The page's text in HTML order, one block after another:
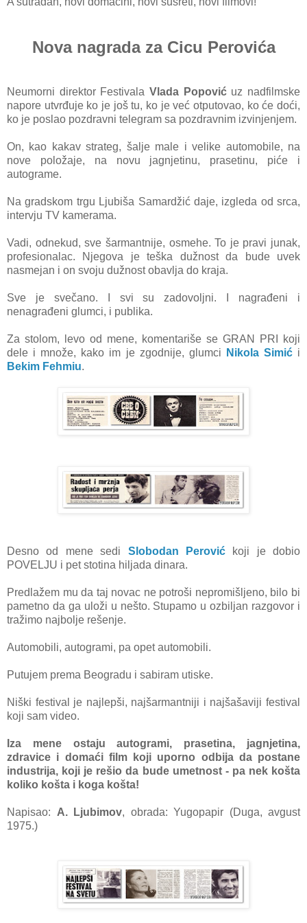
Nova nagrada za Cicu Perovića
Neumorni direktor Festivala Vlada Popovićuz nadfilmske
napore utvrđuje ko je još tu, ko je već otputovao, ko će doći,
ko je poslao pozdravni telegram sa pozdravnim izvinjenjem.
On, kao kakav strateg, šalje male i velike automobile, na
nove položaje, na novu jagnjetinu, prasetinu, piće i
autograme.
Na gradskom trgu Ljubiša Samardžić daje, izgleda od srca,
intervju TV kamerama.
Vadi, odnekud, sve šarmantnije, osmehe. To je pravi junak,
profesionalac. Njegova je teška dužnost da bude uvek
nasmejan i on svoju dužnost obavlja do kraja.
Sve je svečano. I svi su zadovoljni. I nagrađeni i
nenagrađeni glumci, i publika.
Za stolom, levo od mene, komentariše se GRAN PRI koji
dele i množe, kako im je zgodnije, glumci
Nikola Simići
Bekim Fehmiu.
Desno od mene sedi Slobodan Perovićkoji je dobio
POVELJU i pet stotina hiljada dinara.
Predlažem mu da taj novac ne potroši nepromišljeno, bilo bi
pametno da ga uloži u nešto. Stupamo u ozbiljan razgovor i
tražimo najbolje rešenje.
Automobili, autogrami, pa opet automobili.
Putujem prema Beogradu i sabiram utiske.
Niški festival je najlepši, najšarmantniji i najšašaviji festival
koji sam video.
Iza mene ostaju autogrami, prasetina, jagnjetina,
zdravice i domaći film koji uporno odbija da postane
industrija, koji je rešio da bude umetnost - pa nek košta
koliko košta i koga košta!
Napisao: A. Ljubimov, obrada: Yugopapir (Duga, avgust
1975.)